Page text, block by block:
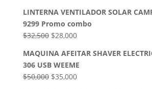
LINTERNA VENTILADOR SOLAR
9299 Promo combo
$32,500 El
original
era:
$32,500.
$28,000El
actual
es:
$28,000.
MAQUINA AFEITAR SHAVER
306 USB WEEME
$50,000 El
$35,000El